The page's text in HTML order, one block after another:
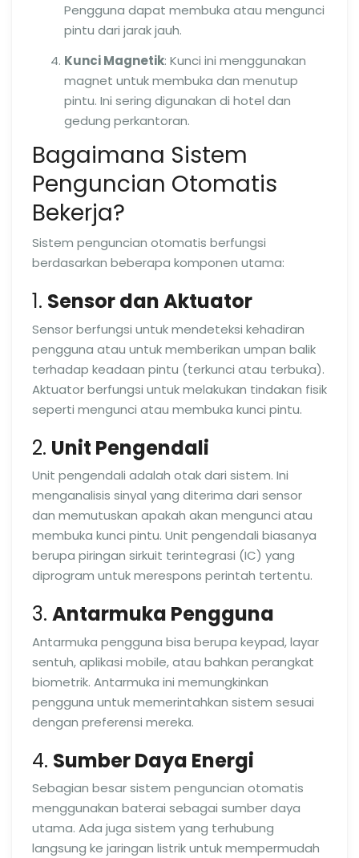
Pengguna dapat membuka atau mengunci
pintu dari jarak jauh.
Kunci Magnetik: Kunci ini menggunakan
magnet untuk membuka dan menutup
pintu. Ini sering digunakan di hotel dan
gedung perkantoran.
Bagaimana Sistem
Penguncian Otomatis
Bekerja?
Sistem penguncian otomatis berfungsi
berdasarkan beberapa komponen utama:
1. Sensor dan Aktuator
Sensor berfungsi untuk mendeteksi kehadiran
pengguna atau untuk memberikan umpan balik
terhadap keadaan pintu (terkunci atau terbuka).
Aktuator berfungsi untuk melakukan tindakan fisik
seperti mengunci atau membuka kunci pintu.
2. Unit Pengendali
Unit pengendali adalah otak dari sistem. Ini
menganalisis sinyal yang diterima dari sensor
dan memutuskan apakah akan mengunci atau
membuka kunci pintu. Unit pengendali biasanya
berupa piringan sirkuit terintegrasi (IC) yang
diprogram untuk merespons perintah tertentu.
3. Antarmuka Pengguna
Antarmuka pengguna bisa berupa keypad, layar
sentuh, aplikasi mobile, atau bahkan perangkat
biometrik. Antarmuka ini memungkinkan
pengguna untuk memerintahkan sistem sesuai
dengan preferensi mereka.
4. Sumber Daya Energi
Sebagian besar sistem penguncian otomatis
menggunakan baterai sebagai sumber daya
utama. Ada juga sistem yang terhubung
langsung ke jaringan listrik untuk mempermudah